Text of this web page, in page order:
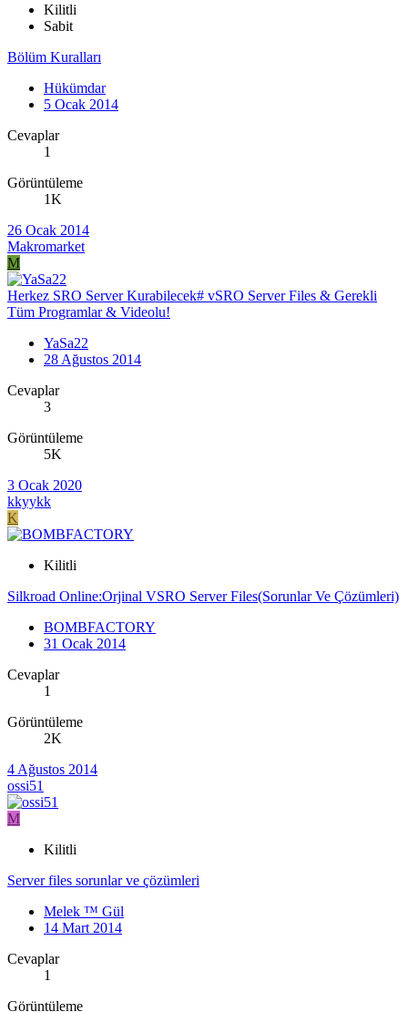
Kilitli
Sabit
Bölüm Kuralları
Hükümdar
5 Ocak 2014
Cevaplar
1
Görüntüleme
1K
26 Ocak 2014
Makromarket
M
Herkez SRO Server Kurabilecek# vSRO Server Files & Gerekli
Tüm Programlar & Videolu!
YaSa22
28 Ağustos 2014
Cevaplar
3
Görüntüleme
5K
3 Ocak 2020
kkyykk
K
Kilitli
Silkroad Online:Orjinal VSRO Server Files(Sorunlar Ve Çözümleri)
BOMBFACTORY
31 Ocak 2014
Cevaplar
1
Görüntüleme
2K
4 Ağustos 2014
ossi51
M
Kilitli
Server files sorunlar ve çözümleri
Melek ™ Gül
14 Mart 2014
Cevaplar
1
Görüntüleme